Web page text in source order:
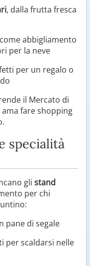
, dalla frutta fresca
abbigliamento
per la neve
per un regalo o
il Mercato di
fare shopping
specialità
gli stand
per chi
pane di segale
per scaldarsi nelle